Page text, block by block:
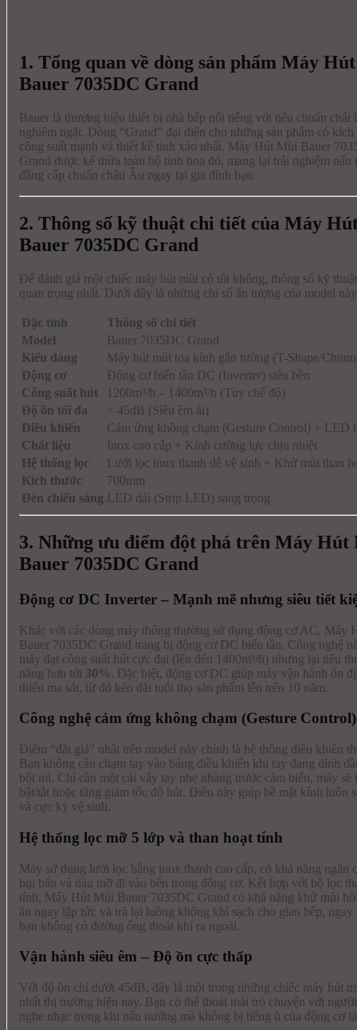
1. Tổng quan về dòng sản phẩm Máy
Bauer 7035DC Grand
Bauer là thương hiệu thiết bị nhà bếp nổi tiếng với tiêu chuẩn chất
nghiêm ngặt. Dòng “Grand” đại diện cho những sản phẩm có
công suất mạnh và thiết kế tinh xảo nhất. Máy Hút Mùi Bauer
Grand được kế thừa toàn bộ tinh hoa đó, mang lại trải nghiệm nấu
đẳng cấp chuẩn châu Âu ngay tại gia đình bạn.
2. Thông số kỹ thuật chi tiết của Máy
Bauer 7035DC Grand
Để đánh giá một chiếc máy hút mùi có tốt không, thông số kỹ
quan trọng nhất. Dưới đây là những chỉ số ấn tượng của model
Đặc tính
Thông số chi tiết
Model
Bauer 7035DC Grand
Kiểu dáng
Máy hút mùi toa kính gắn tường (T-Shape/
Động cơ
Động cơ biến tần DC (Inverter) siêu bền
Công suất hút
1200m³/h – 1400m³/h (Tùy chế độ)
Độ ồn tối đa
< 45dB (Siêu êm ái)
Điều khiển
Cảm ứng không chạm (Gesture Control) + LED
Chất liệu
Inox cao cấp + Kính cường lực chịu nhiệt
Hệ thống lọc
Lưới lọc inox thanh dễ vệ sinh + Khử mùi than
Kích thước
700mm
Đèn chiếu sáng LED dải (Strip LED) sang trọng
3. Những ưu điểm đột phá trên Máy Hút
Bauer 7035DC Grand
Động cơ DC Inverter – Mạnh mẽ nhưng siêu tiết
Khác với các dòng máy thông thường sử dụng động cơ AC, Máy
Bauer 7035DC Grand trang bị động cơ DC biến tần. Công nghệ
máy đạt công suất hút cực đại (lên đến 1400m³/h) nhưng lại tiêu
năng hơn tới 30%. Đặc biệt, động cơ DC giúp máy vận hành ổn
thiểu ma sát, từ đó kéo dài tuổi thọ sản phẩm lên trên 10 năm.
Công nghệ cảm ứng không chạm (Gesture Control)
Điểm “đắt giá” nhất trên model này chính là hệ thống điều khiển
Bạn không cần chạm tay vào bảng điều khiển khi tay đang dính
bột mì. Chỉ cần một cái vẫy tay nhẹ nhàng trước cảm biến, máy sẽ
bật/tắt hoặc tăng giảm tốc độ hút. Điều này giúp bề mặt kính luôn
và cực kỳ vệ sinh.
Hệ thống lọc mỡ 5 lớp và than hoạt tính
Máy sử dụng lưới lọc bằng inox thanh cao cấp, có khả năng ngăn
bụi bẩn và dầu mỡ đi vào bên trong động cơ. Kết hợp với bộ lọc
tính, Máy Hút Mùi Bauer 7035DC Grand có khả năng khử mùi
ăn ngay lập tức và trả lại luồng không khí sạch cho gian bếp, ngay
bạn không có đường ống thoát khí ra ngoài.
Vận hành siêu êm – Độ ồn cực thấp
Với độ ồn chỉ dưới 45dB, đây là một trong những chiếc máy hút
nhất thị trường hiện nay. Bạn có thể thoải mái trò chuyện với
nghe nhạc trong khi nấu nướng mà không bị tiếng ù của động cơ